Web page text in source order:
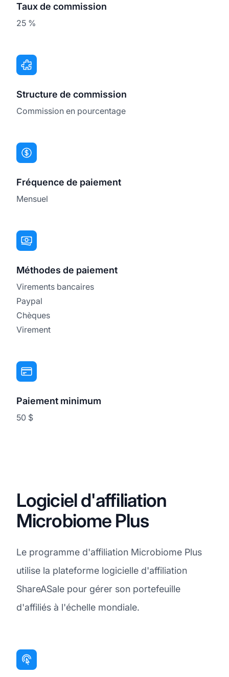
Taux de commission
25 %
Structure de commission
Commission en pourcentage
Fréquence de paiement
Mensuel
Méthodes de paiement
Virements bancaires
Paypal
Chèques
Virement
Paiement minimum
50 $
Logiciel d'affiliation
Microbiome Plus
Le programme d'affiliation Microbiome Plus
utilise la plateforme logicielle d'affiliation
ShareASale pour gérer son portefeuille
d'affiliés à l'échelle mondiale.